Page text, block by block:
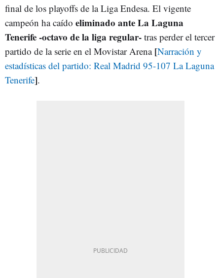
final de los playoffs de la Liga Endesa. El vigente
campeón ha caído eliminado ante La Laguna
Tenerife -octavo de la liga regular- tras perder el tercer
partido de la serie en el Movistar Arena[Narración y
estadísticas del partido: Real Madrid 95-107 La Laguna
Tenerife].